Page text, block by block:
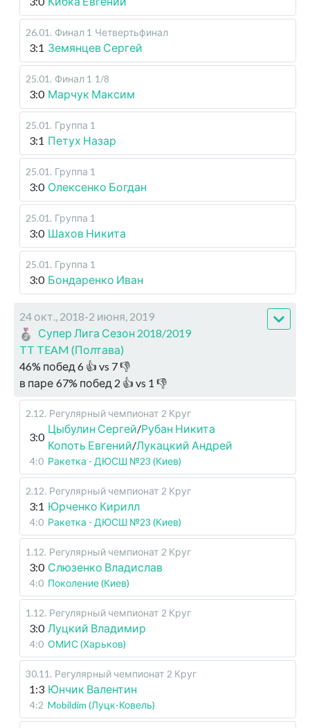
26.01 . Финал 1 Четвертьфинал
3:1 Земянцев Сергей
25.01 . Финал 1 1/8
3:0 Марчук Максим
25.01 . Группа 1
3:1 Петух Назар
25.01 . Группа 1
3:0 Олексенко Богдан
25.01 . Группа 1
3:0 Шахов Никита
25.01 . Группа 1
3:0 Бондаренко Иван
24 окт., 2018-2 июня, 2019
Супер Лига Сезон 2018/2019
TT TEAM (Полтава)
46% побед 6 👍 vs 7👎
в паре 67% побед 2 👍 vs 1 👎
2.12. Регулярный чемпионат 2 Круг
3:0
Цыбулин Сергей/Рубан Никита
Копоть Евгений/Лукацкий Андрей
4:0 Ракетка - ДЮСШ №23 (Киев)
2.12. Регулярный чемпионат 2 Круг
3:1 Юрченко Кирилл
4:0 Ракетка - ДЮСШ №23 (Киев)
1.12. Регулярный чемпионат 2 Круг
3:0 Слюзенко Владислав
4:0 Поколение (Киев)
1.12. Регулярный чемпионат 2 Круг
3:0 Луцкий Владимир
4:0 ОМИС (Харьков)
30.11 . Регулярный чемпионат 2 Круг
1:3 Юнчик Валентин
4:2 Mobildim (Луцк-Ковель)